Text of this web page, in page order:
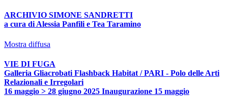
ARCHIVIO SIMONE SANDRETTI
a cura di Alessia Panfili e Tea Taramino
Mostra diffusa
VIE DI FUGA
Galleria Gliacrobati Flashback Habitat / PARI - Polo delle Arti
Relazionali e Irregolari
16 maggio > 28 giugno 2025 Inaugurazione 15 maggio